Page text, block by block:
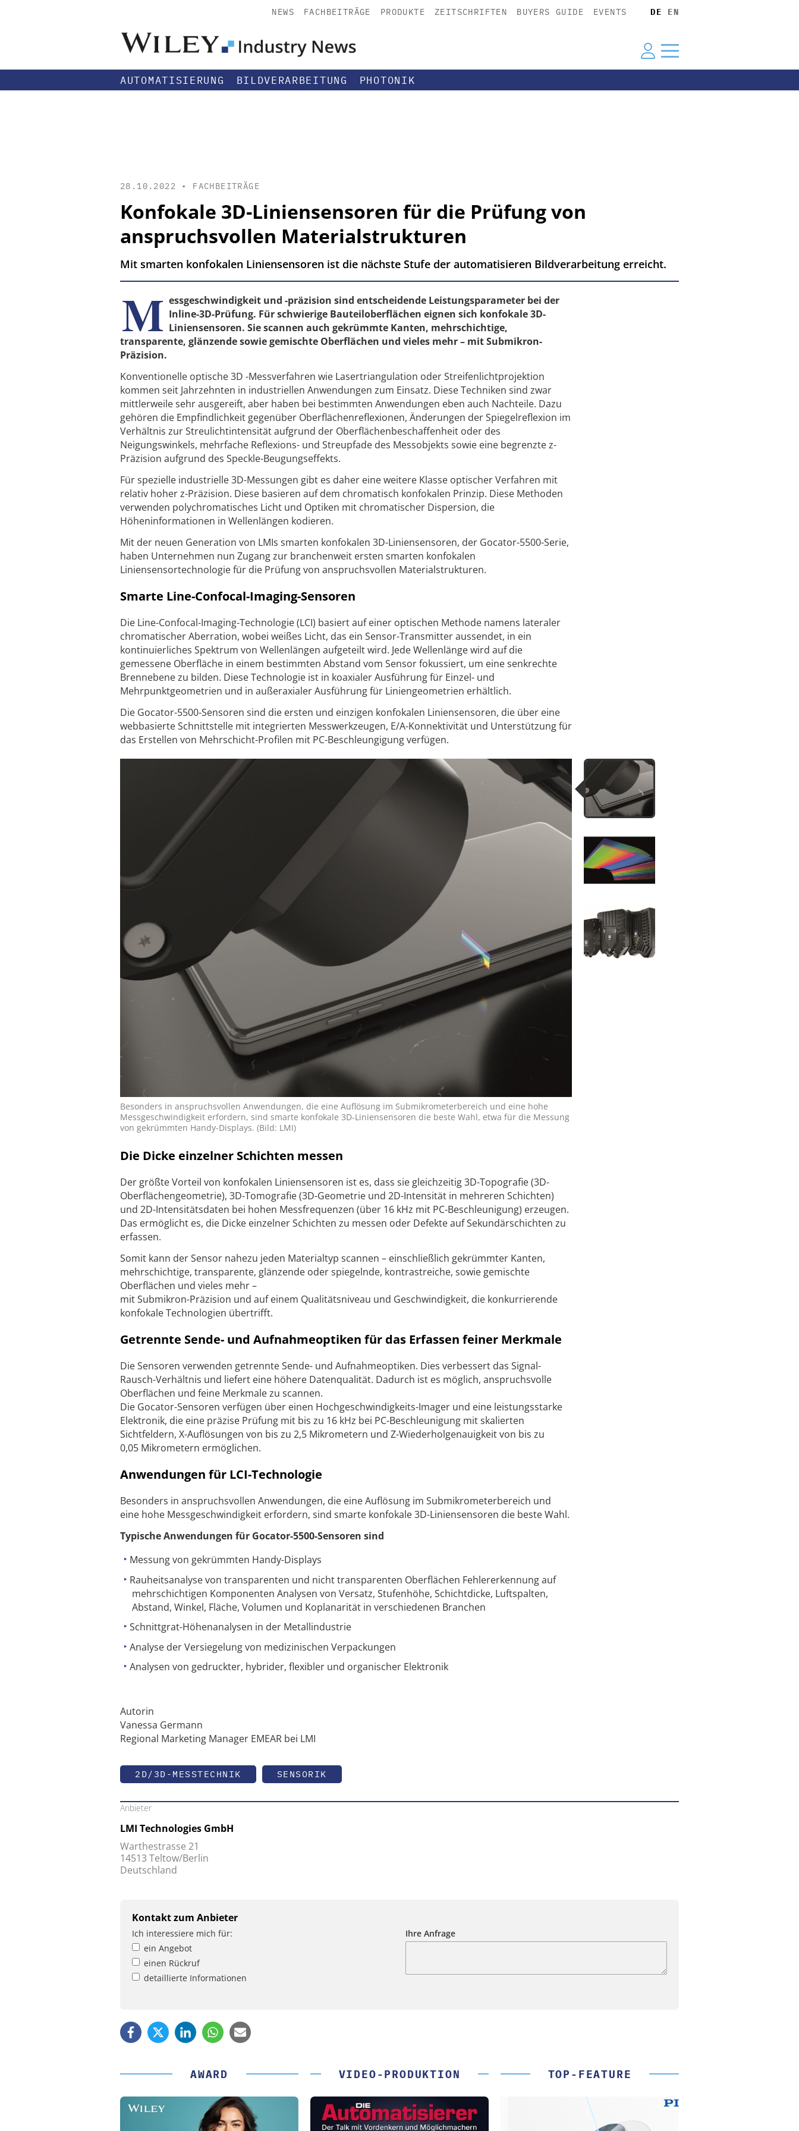
NEWS FACHBEITRÄGE PRODUKTE ZEITSCHRIFTEN BUYERS GUIDE EVENTS DE EN
AUTOMATISIERUNG BILDVERARBEITUNG PHOTONIK
28.10.2022 • FACHBEITRÄGE
Konfokale 3D-Liniensensoren für die Prüfung von
anspruchsvollen Materialstrukturen
Mit smarten konfokalen Liniensensoren ist die nächste Stufe der automatisieren Bildverarbeitung erreicht.
M essgeschwindigkeit und -präzision sind entscheidende Leistungs­parameter bei der
Inline-3D-Prüfung. Für schwierige Bauteiloberflächen eignen sich konfokale 3D-
Liniensensoren. Sie scannen auch gekrümmte Kanten, mehrschichtige,
transparente, glänzende sowie gemischte Oberflächen und vieles mehr – mit Submikron-
Präzision.
Konventionelle optische 3D -Mess­verfahren wie Lasertriangulation oder Streifenlichtprojektion
kommen seit Jahrzehnten in industriellen Anwendungen zum Einsatz. Diese Techniken sind zwar
mittlerweile sehr ausgereift, aber haben bei bestimmten Anwendungen eben auch Nachteile. Dazu
gehören die Empfindlichkeit gegenüber Oberflächenreflexionen, Änderungen der Spiegelreflexion im
Verhältnis zur Streulichtintensität aufgrund der Oberflächenbeschaffenheit oder des
Neigungswinkels, mehrfache Reflexions- und Streupfade des Messobjekts sowie eine begrenzte z-
Präzision aufgrund des Speckle-Beugungseffekts.
Für spezielle industrielle 3D-Messungen gibt es daher eine weitere Klasse optischer Verfahren mit
relativ hoher z-Präzision. ­Diese basieren auf dem chromatisch konfokalen Prinzip. Diese Methoden
verwenden polychromatisches Licht und Optiken mit chromatischer Dispersion, die
Höheninformationen in Wellenlängen kodieren.
Mit der neuen Generation von LMIs smarten konfokalen 3D-Liniensensoren, der Gocator-5500-Serie,
haben Unternehmen nun Zugang zur branchenweit ersten smarten konfokalen
Liniensensortechnologie für die Prüfung von anspruchsvollen Materialstrukturen.
Smarte Line-Confocal-Imaging-Sensoren
Die Line-Confocal-Imaging-Technologie (LCI) basiert auf einer optischen Methode namens lateraler
chromatischer Aberration, wobei weißes Licht, das ein Sensor-Transmitter aussendet, in ein
kontinuierliches Spektrum von Wellenlängen aufgeteilt wird. Jede Wellen­länge wird auf die
gemessene Oberfläche in einem bestimmten Abstand vom Sensor fokussiert, um eine senkrechte
Brennebene zu bilden. Diese Technologie ist in koaxialer Ausführung für Einzel- und
Mehrpunktgeometrien und in außeraxialer Ausführung für Liniengeometrien erhältlich.
Die Gocator-5500-Sensoren sind die ersten und einzigen konfokalen Liniensensoren, die über eine
webbasierte Schnittstelle mit integrierten Messwerkzeugen, E/A-Konnektivität und Unterstützung für
das Erstellen von Mehrschicht-Profilen mit PC-Beschleungigung verfügen.
Besonders in anspruchsvollen Anwendungen, die eine Auflösung im Submikrometerbereich und eine hohe
Messgeschwindigkeit erfordern, sind smarte konfokale 3D-Liniensensoren die beste Wahl, etwa für die Messung
von ­gekrümmten Handy-Displays. (Bild: LMI)
Die Dicke einzelner Schichten messen
Der größte Vorteil von konfokalen Linien­sensoren ist es, dass sie gleichzeitig 3D-­Topografie (3D-
Oberflächengeometrie), 3D-Tomografie (3D-Geometrie und 2D-Intensität in mehreren Schichten)
und 2D-Intensitätsdaten bei hohen Messfrequenzen (über 16 kHz mit PC-Beschleunigung) erzeugen.
Das ermöglicht es, die Dicke einzelner Schichten zu messen oder Defekte auf Sekundärschichten zu
erfassen.
Somit kann der Sensor nahezu jeden Materialtyp scannen – einschließlich gekrümmter Kanten,
mehrschichtige, transparente, glänzende oder spiegelnde, kontrastreiche, sowie gemischte
Oberflächen und vieles mehr –
mit Submikron-Präzision und auf einem Qualitätsniveau und Geschwindigkeit, die konkurrierende
konfokale Technologien übertrifft.
Getrennte Sende- und Aufnahmeoptiken für das Erfassen feiner Merkmale
Die Sensoren verwenden getrennte Sende- und Aufnahmeoptiken. Dies verbessert das Signal-
Rausch-Verhältnis und liefert eine höhere Datenqualität. Dadurch ist es möglich, anspruchsvolle
Oberflächen und feine Merkmale zu scannen.
Die Gocator-Sensoren verfügen über einen Hochgeschwindigkeits-Imager und eine leistungsstarke
Elektronik, die eine präzise Prüfung mit bis zu 16 kHz bei PC-Beschleunigung mit skalierten
Sichtfeldern, X-Auflösungen von bis zu 2,5 Mikrometern und Z-Wiederholgenauigkeit von bis zu
0,05 Mikrometern ermöglichen.
Anwendungen für LCI-Technologie
Besonders in anspruchsvollen Anwendungen, die eine Auflösung im Submikrometerbereich und
eine hohe Messgeschwindigkeit erfordern, sind smarte konfokale 3D-Liniensensoren die beste Wahl.
Typische Anwendungen für Gocator-5500-Sensoren sind
Messung von gekrümmten Handy-Displays
Rauheitsanalyse von transparenten und nicht transparenten Oberflächen Fehlererkennung auf
mehrschichtigen Komponenten Analysen von Versatz, Stufenhöhe, Schichtdicke, Luftspalten,
Abstand, ­Winkel, Fläche, Volumen und Koplanarität in verschiedenen Branchen
Schnittgrat-Höhenanalysen in der ­Metallindustrie
Analyse der Versiegelung von medi­zinischen Verpackungen
Analysen von gedruckter, hybrider, ­flexibler und organischer Elektronik
Autorin
Vanessa Germann
Regional Marketing Manager EMEAR bei LMI
2D/3D-MESSTECHNIK SENSORIK
Anbieter
LMI Technologies GmbH
Warthestrasse 21
14513 Teltow/Berlin
Deutschland
Kontakt zum Anbieter
Ich interessiere mich für:
ein Angebot
einen Rückruf
detaillierte Informationen
Ihre Anfrage
AWARD VIDEO-PRODUKTION TOP-FEATURE